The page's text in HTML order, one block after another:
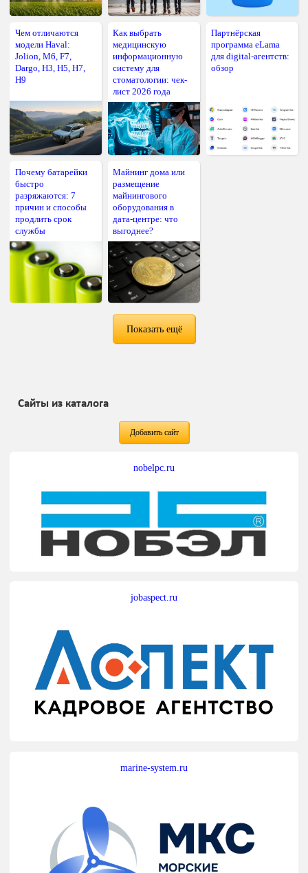
Чем отличаются
модели Haval:
Jolion, M6, F7,
Dargo, H3, H5, H7,
H9
Как выбрать
медицинскую
информационную
систему для
стоматологии: чек-
лист 2026 года
Партнёрская
программа eLama
для digital-агентств:
обзор
Почему батарейки
быстро
разряжаются: 7
причин и способы
продлить срок
службы
Майнинг дома или
размещение
майнингового
оборудования в
дата-центре: что
выгоднее?
Показать ещё
Сайты из каталога
Добавить сайт
nobelpc.ru
jobaspect.ru
marine-system.ru